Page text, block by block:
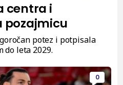
centra i
pozajmicu
potez i potpisala
do leta 2029.
0